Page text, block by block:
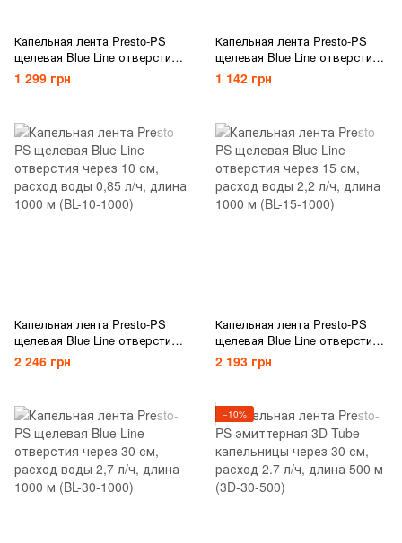
Капельная лента Presto-PS
щелевая Blue Line отверстия
через 20 см, расход воды 2,4
л/ч, длина 500 м (BL-20-500)
1 299 грн
Капельная лента Presto-PS
щелевая Blue Line отверстия
через 30 см, расход воды 2,7
л/ч, длина 500 м (BL-30-500)
1 142 грн
Капельная лента Presto-PS
щелевая Blue Line отверстия
через 10 см, расход воды
0,85 л/ч, длина 1000 м (BL-10-
2 246 грн
Капельная лента Presto-PS
щелевая Blue Line отверстия
через 15 см, расход воды 2,2
л/ч, длина 1000 м (BL-15-1000)
2 193 грн
−10%